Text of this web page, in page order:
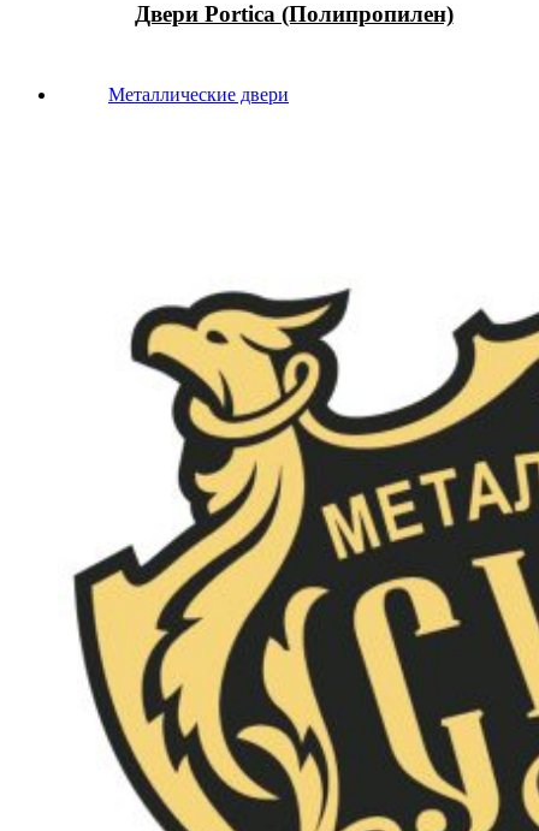
Двери Portica (Полипропилен)
Металлические двери